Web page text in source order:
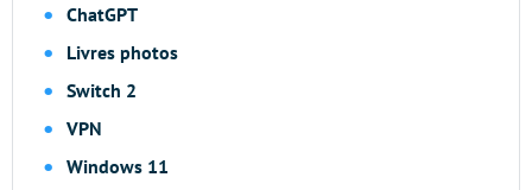
ChatGPT
Livres photos
Switch 2
VPN
Windows 11